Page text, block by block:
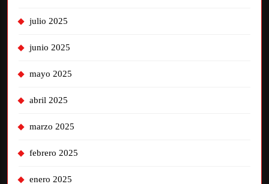
julio 2025
junio 2025
mayo 2025
abril 2025
marzo 2025
febrero 2025
enero 2025